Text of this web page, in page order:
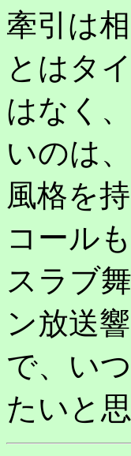
牽引は
とはタ
はなく
いのは
風格を
コール
スラブ
ン放送
で、い
たいと